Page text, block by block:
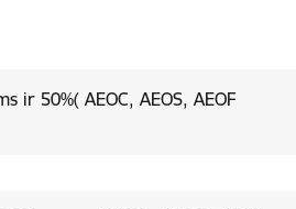
ir 50%( AEOC, AEOS, AEOF